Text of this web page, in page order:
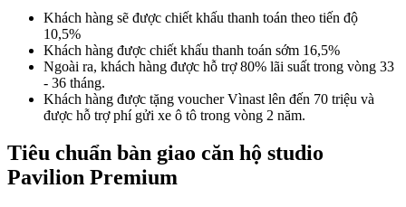
Khách hàng sẽ được chiết khấu thanh toán theo tiến độ
10,5%
Khách hàng được chiết khấu thanh toán sớm 16,5%
Ngoài ra, khách hàng được hỗ trợ 80% lãi suất trong vòng 33
- 36 tháng.
Khách hàng được tặng voucher Vìnast lên đến 70 triệu và
được hỗ trợ phí gửi xe ô tô trong vòng 2 năm.
Tiêu chuẩn bàn giao căn hộ studio
Pavilion Premium